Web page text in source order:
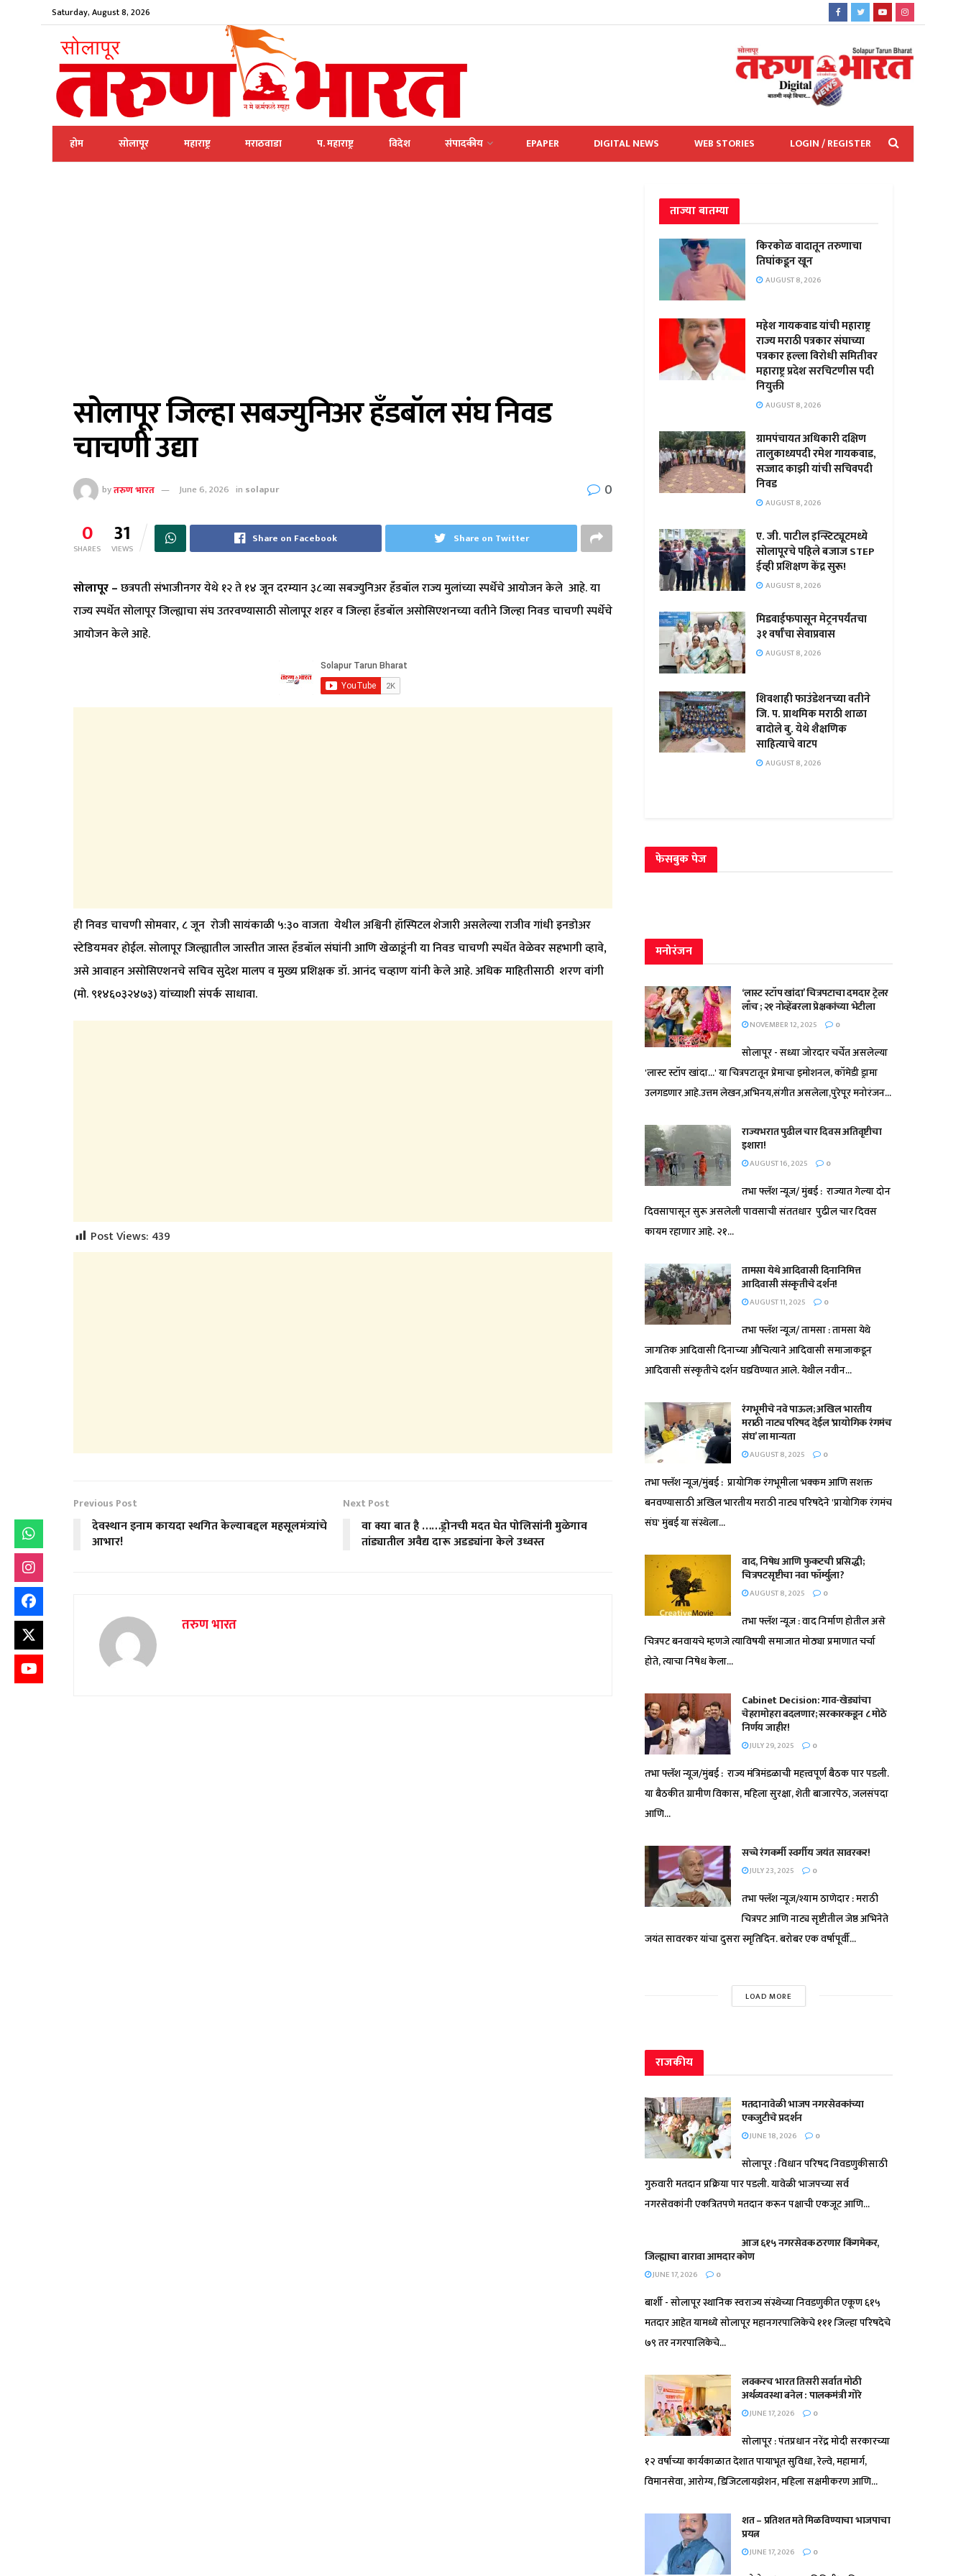
Saturday, August 8, 2026
होम सोलापूर महाराष्ट्र मराठवाडा प. महाराष्ट्र विदेश संपादकीय EPAPER DIGITAL NEWS WEB STORIES LOGIN / REGISTER
सोलापूर जिल्हा सबज्युनिअर हँडबॉल संघ निवड
चाचणी उद्या
byतरुण भारत June 6, 2026 in solapur 0
0
SHARES 31
VIEWS
Share on Facebook Share on Twitter
सोलापूर –छत्रपती संभाजीनगर येथे १२ ते १४ जून दरम्यान ३८व्या सबज्युनिअर हँडबॉल राज्य मुलांच्या स्पर्धेचे आयोजन केले आहे. या
राज्य स्पर्धेत सोलापूर जिल्ह्याचा संघ उतरवण्यासाठी सोलापूर शहर व जिल्हा हँडबॉल असोसिएशनच्या वतीने जिल्हा निवड चाचणी स्पर्धेचे
आयोजन केले आहे.
​ही निवड चाचणी सोमवार, ८ जून रोजी सायंकाळी ५:३० वाजता येथील अश्विनी हॉस्पिटल शेजारी असलेल्या राजीव गांधी इनडोअर
स्टेडियमवर होईल. सोलापूर जिल्ह्यातील जास्तीत जास्त हँडबॉल संघांनी आणि खेळाडूंनी या निवड चाचणी स्पर्धेत वेळेवर सहभागी व्हावे,
असे आवाहन असोसिएशनचे सचिव सुदेश मालप व मुख्य प्रशिक्षक डॉ. आनंद चव्हाण यांनी केले आहे. अधिक माहितीसाठी शरण वांगी
(मो. ९१४६०३२४७३) यांच्याशी संपर्क साधावा.
Post Views: 439
Previous Post
देवस्थान इनाम कायदा स्थगित केल्याबद्दल महसूलमंत्र्यांचे
आभार!
Next Post
वा क्या बात है ……ड्रोनची मदत घेत पोलिसांनी मुळेगाव
तांड्यातील अवैद्य दारू अडड्यांना केले उध्वस्त
तरुण भारत
ताज्या बातम्या
किरकोळ वादातून तरुणाचा
तिघांकडून खून
AUGUST 8, 2026
महेश गायकवाड यांची महाराष्ट्र
राज्य मराठी पत्रकार संघाच्या
पत्रकार हल्ला विरोधी समितीवर
महाराष्ट्र प्रदेश सरचिटणीस पदी
नियुक्ती
AUGUST 8, 2026
ग्रामपंचायत अधिकारी दक्षिण
तालुकाध्यपदी रमेश गायकवाड,
सज्जाद काझी यांची सचिवपदी
निवड
AUGUST 8, 2026
ए. जी. पाटील इन्स्टिट्यूटमध्ये
सोलापूरचे पहिले बजाज STEP
ईव्ही प्रशिक्षण केंद्र सुरू!
AUGUST 8, 2026
मिडवाईफपासून मेट्रनपर्यंतचा
३१ वर्षांचा सेवाप्रवास
AUGUST 8, 2026
शिवशाही फाउंडेशनच्या वतीने
जि. प. प्राथमिक मराठी शाळा
बादोले बु. येथे शैक्षणिक
साहित्याचे वाटप
AUGUST 8, 2026
फेसबुक पेज
मनोरंजन
‘लास्ट स्टॉप खांदा’ चित्रपटाचा दमदार ट्रेलर
लाँच ; २१ नोव्हेंबरला प्रेक्षकांच्या भेटीला
NOVEMBER 12, 2025 0
सोलापूर - सध्या जोरदार चर्चेत असलेल्या
'लास्ट स्टॉप खांदा...' या चित्रपटातून प्रेमाचा इमोशनल, कॉमेडी ड्रामा
उलगडणार आहे.उत्तम लेखन,अभिनय,संगीत असलेला,पुरेपूर मनोरंजन...
राज्यभरात पुढील चार दिवस अतिवृष्टीचा
इशारा!
AUGUST 16, 2025 0
तभा फ्लॅश न्यूज/ मुंबई : राज्यात गेल्या दोन
दिवसापासून सुरू असलेली पावसाची संततधार पुढील चार दिवस
कायम रहाणार आहे. २१...
तामसा येथे आदिवासी दिनानिमित्त
आदिवासी संस्कृतीचे दर्शन!
AUGUST 11, 2025 0
तभा फ्लॅश न्यूज/ तामसा : तामसा येथे
जागतिक आदिवासी दिनाच्या औचित्याने आदिवासी समाजाकडून
आदिवासी संस्कृतीचे दर्शन घडविण्यात आले. येथील नवीन...
रंगभूमीचे नवे पाऊल; अखिल भारतीय
मराठी नाट्य परिषद देईल ‘प्रायोगिक रंगमंच
संघ’ ला मान्यता
AUGUST 8, 2025 0
तभा फ्लॅश न्यूज/मुंबई : प्रायोगिक रंगभूमीला भक्कम आणि सशक्त
बनवण्यासाठी अखिल भारतीय मराठी नाट्य परिषदेने 'प्रायोगिक रंगमंच
संघ' मुंबई या संस्थेला...
वाद, निषेध आणि फुकटची प्रसिद्धी;
चित्रपटसृष्टीचा नवा फॉर्म्युला?
AUGUST 8, 2025 0
तभा फ्लॅश न्यूज : वाद निर्माण होतील असे
चित्रपट बनवायचे म्हणजे त्याविषयी समाजात मोठ्या प्रमाणात चर्चा
होते, त्याचा निषेध केला...
Cabinet Decision: गाव-खेड्यांचा
चेहरामोहरा बदलणार; सरकारकडून ८ मोठे
निर्णय जाहीर!
JULY 29, 2025 0
तभा फ्लॅश न्यूज/मुंबई : राज्य मंत्रिमंडळाची महत्त्वपूर्ण बैठक पार पडली.
या बैठकीत ग्रामीण विकास, महिला सुरक्षा, शेती बाजारपेठ, जलसंपदा
आणि...
सच्चे रंगकर्मी स्वर्गीय जयंत सावरकर!
JULY 23, 2025 0
तभा फ्लॅश न्यूज/श्याम ठाणेदार : मराठी
चित्रपट आणि नाट्य सृष्टीतील जेष्ठ अभिनेते
जयंत सावरकर यांचा दुसरा स्मृतिदिन. बरोबर एक वर्षापूर्वी...
LOAD MORE
राजकीय
मतदानावेळी भाजप नगरसेवकांच्या
एकजुटीचे प्रदर्शन
JUNE 18, 2026 0
सोलापूर : विधान परिषद निवडणुकीसाठी
गुरुवारी मतदान प्रक्रिया पार पडली. यावेळी भाजपच्या सर्व
नगरसेवकांनी एकत्रितपणे मतदान करून पक्षाची एकजूट आणि...
आज ६१५ नगरसेवक ठरणार किंगमेकर,
जिल्ह्याचा बारावा आमदार कोण
JUNE 17, 2026 0
बार्शी - सोलापूर स्थानिक स्वराज्य संस्थेच्या निवडणुकीत एकूण ६१५
मतदार आहेत यामध्ये सोलापूर महानगरपालिकेचे १११ जिल्हा परिषदेचे
७९ तर नगरपालिकेचे...
लवकरच भारत तिसरी सर्वात मोठी
अर्थव्यवस्था बनेल : पालकमंत्री गोरे
JUNE 17, 2026 0
सोलापूर : पंतप्रधान नरेंद्र मोदी सरकारच्या
१२ वर्षांच्या कार्यकाळात देशात पायाभूत सुविधा, रेल्वे, महामार्ग,
विमानसेवा, आरोग्य, डिजिटलायझेशन, महिला सक्षमीकरण आणि...
शत – प्रतिशत मते मिळविण्याचा भाजपाचा
प्रयत्न
JUNE 17, 2026 0